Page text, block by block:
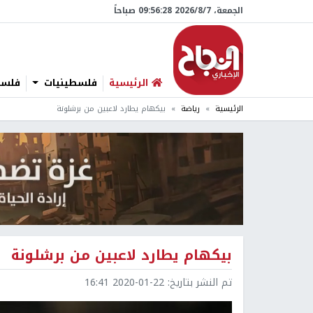
الجمعة، 7/‏8/‏2026 09:56:29 صباحاً
الرئيسية فلسطينيات
الرئيسية رياضة بيكهام يطارد لاعبين من برشلونة
بيكهام يطارد لاعبين من برشلونة
تم النشر بتاريخ: 2020-01-22 16:41